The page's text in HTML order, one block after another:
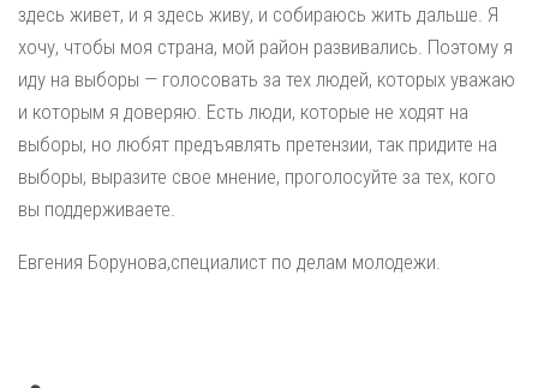
здесь живет, и я здесь живу, и собираюсь жить дальше. Я
хочу, чтобы моя страна, мой район развивались. Поэтому я
иду на выборы — голосовать за тех людей, которых уважаю
и которым я доверяю. Есть люди, которые не ходят на
выборы, но любят предъявлять претензии, так придите на
выборы, выразите свое мнение, проголосуйте за тех, кого
вы поддерживаете.
Евгения Борунова,специалист по делам молодежи.